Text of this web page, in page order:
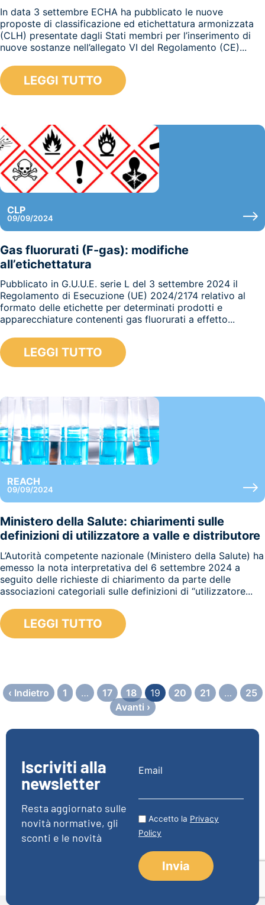
In data 3 settembre ECHA ha pubblicato le nuove
proposte di classificazione ed etichettatura armonizzata
(CLH) presentate dagli Stati membri per l’inserimento di
nuove sostanze nell’allegato VI del Regolamento (CE)...
LEGGI TUTTO
CLP
09/09/2024
Gas fluorurati (F-gas): modifiche
all’etichettatura
Pubblicato in G.U.U.E. serie L del 3 settembre 2024 il
Regolamento di Esecuzione (UE) 2024/2174 relativo al
formato delle etichette per determinati prodotti e
apparecchiature contenenti gas fluorurati a effetto...
LEGGI TUTTO
REACH
09/09/2024
Ministero della Salute: chiarimenti sulle
definizioni di utilizzatore a valle e distributore
L’Autorità competente nazionale (Ministero della Salute) ha
emesso la nota interpretativa del 6 settembre 2024 a
seguito delle richieste di chiarimento da parte delle
associazioni categoriali sulle definizioni di “utilizzatore...
LEGGI TUTTO
‹ Indietro 1 … 17 18 19 20 21 …
25
Avanti ›
Iscriviti alla
newsletter
Resta aggiornato sulle
novità normative, gli
sconti e le novità
Email
Accetto la Privacy
Policy